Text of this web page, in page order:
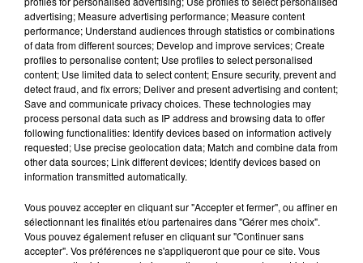
5 février 2020 - 46 min 12 sec
LE STAGE DE 3ÈME EN ENTREPRISE
Radio Orient
SAWA
L’ANNÉE DE LA 3ÈME REPRÉSENTE UNE ÉTAPE IMPORTANTE
DANS LA VIE D’UN COLLÉGIEN. NON SEULEMENT C’EST LE
COLLÈGES, MAIS C’EST AUSSI L’OCCASION DE DÉCOUVRIR LE
MONDE DU TRAVAIL GRÂCE AU STAGE OBLIGATOIRE.
advertising; Measure advertising performance; Measure content
performance; Understand audiences through statistics or combinations
of data from different sources; Develop and improve services; Create
profiles to personalise content; Use profiles to select personalised
content; Use limited data to select content; Ensure security, prevent and
detect fraud, and fix errors; Deliver and present advertising and content;
Save and communicate privacy choices. These technologies may
process personal data such as IP address and browsing data to offer
following functionalities: Identify devices based on information actively
requested; Use precise geolocation data; Match and combine data from
other data sources; Link different devices; Identify devices based on
information transmitted automatically.
Vous pouvez accepter en cliquant sur "Accepter et fermer", ou affiner en
sélectionnant les finalités et/ou partenaires dans "Gérer mes choix".
Vous pouvez également refuser en cliquant sur "Continuer sans
accepter". Vos préférences ne s'appliqueront que pour ce site. Vous